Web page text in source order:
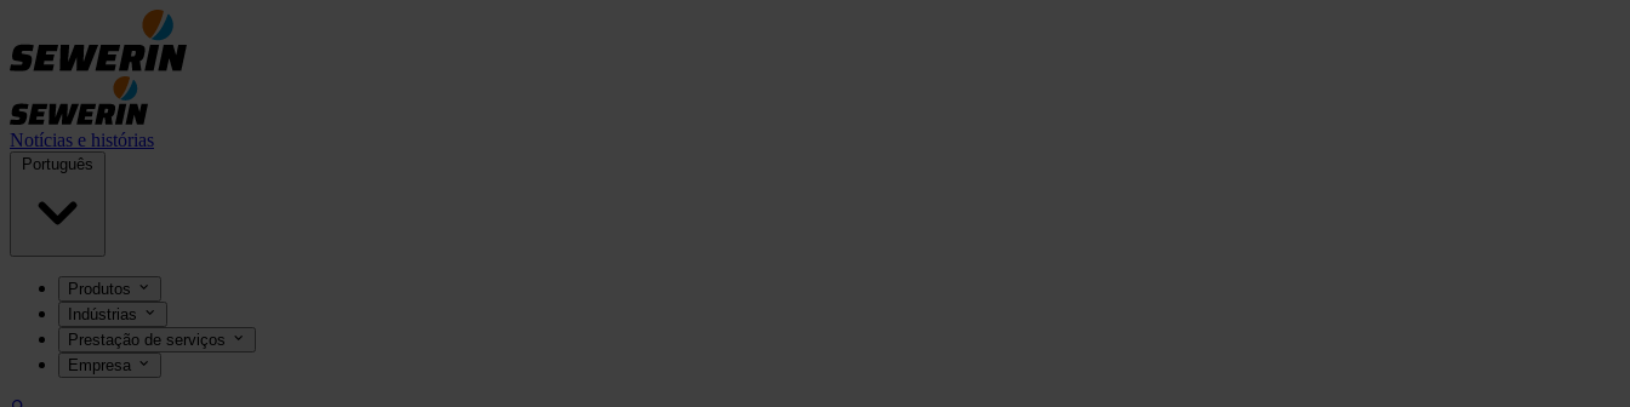
Notícias e histórias
Português
Produtos
Indústrias
Prestação de serviços
Empresa